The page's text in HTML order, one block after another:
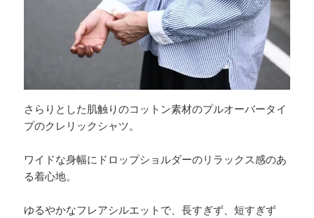
さらりとした肌触りのコットン素材のプルオーバータイ
プのクレリックシャツ。
ワイドな身幅にドロップショルダーのリラックス感のあ
る着心地。
ゆるやかなフレアシルエットで、長すぎず、短すぎず